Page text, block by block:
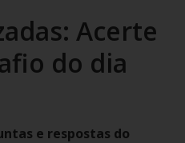
Acerte
do dia
e respostas do